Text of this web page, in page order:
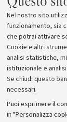
Nel nostro sito
funzionamento, sia
che potrai attivare
Cookie e altri
analisi statistiche,
istituzionale e
Se chiudi questo
necessari.
Puoi esprimere il
in "Personalizza
nuove
delle città